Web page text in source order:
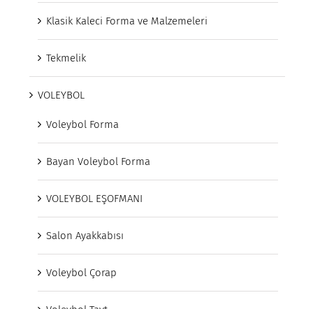
Klasik Kaleci Forma ve Malzemeleri
Tekmelik
VOLEYBOL
Voleybol Forma
Bayan Voleybol Forma
VOLEYBOL EŞOFMANI
Salon Ayakkabısı
Voleybol Çorap